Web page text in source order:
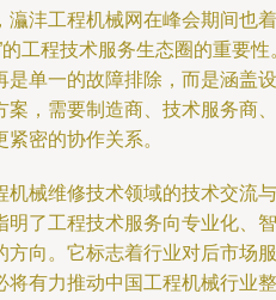
灜沣工程机械网在峰会期间也着
工程技术服务生态圈的重要性
是单一的故障排除，而是涵盖设
案，需要制造商、技术服务商、
密的协作关系。
机械维修技术领域的技术交流与
明了工程技术服务向专业化、智
方向。它标志着行业对后市场服
将有力推动中国工程机械行业整